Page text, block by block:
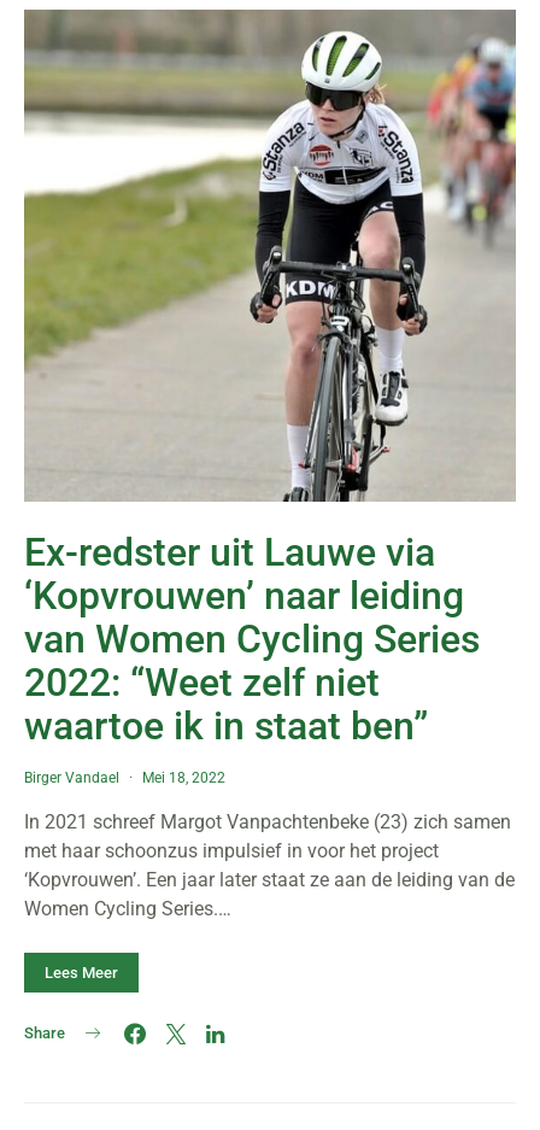
Ex-redster uit Lauwe via
‘Kopvrouwen’ naar leiding
van Women Cycling Series
2022: “Weet zelf niet
waartoe ik in staat ben”
Birger Vandael Mei 18, 2022
In 2021 schreef Margot Vanpachtenbeke (23) zich samen
met haar schoonzus impulsief in voor het project
‘Kopvrouwen’. Een jaar later staat ze aan de leiding van de
Women Cycling Series.…
Lees Meer
Share